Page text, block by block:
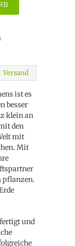
Versand
ist es
besser
klein an
den
mit
Mit
pflanzen.
und